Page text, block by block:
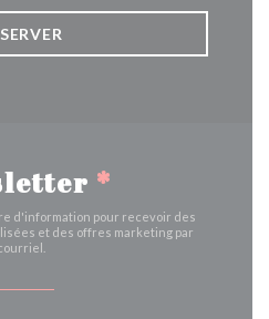
*
d'information pour recevoir des
et des offres marketing par